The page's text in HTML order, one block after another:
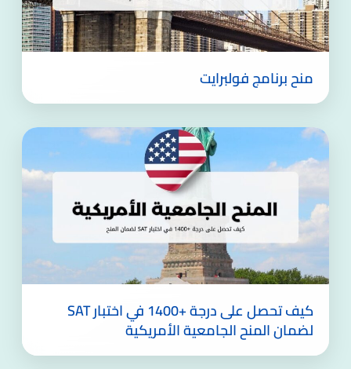
منح برنامج فولبرايت
كيف تحصل على درجة +1400 في اختبار SAT
لضمان المنح الجامعية الأمريكية